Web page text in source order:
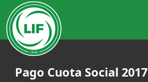
Pago Cuota Social 2017